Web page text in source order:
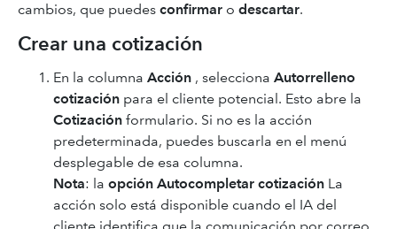
cambios, que puedes confirmar o descartar.
Crear una cotización
En la columna Acción , selecciona Autorrelleno
cotización para el cliente potencial. Esto abre la
Cotización formulario. Si no es la acción
predeterminada, puedes buscarla en el menú
desplegable de esa columna.
Nota: la opción Autocompletar cotización La
acción solo está disponible cuando el IA del